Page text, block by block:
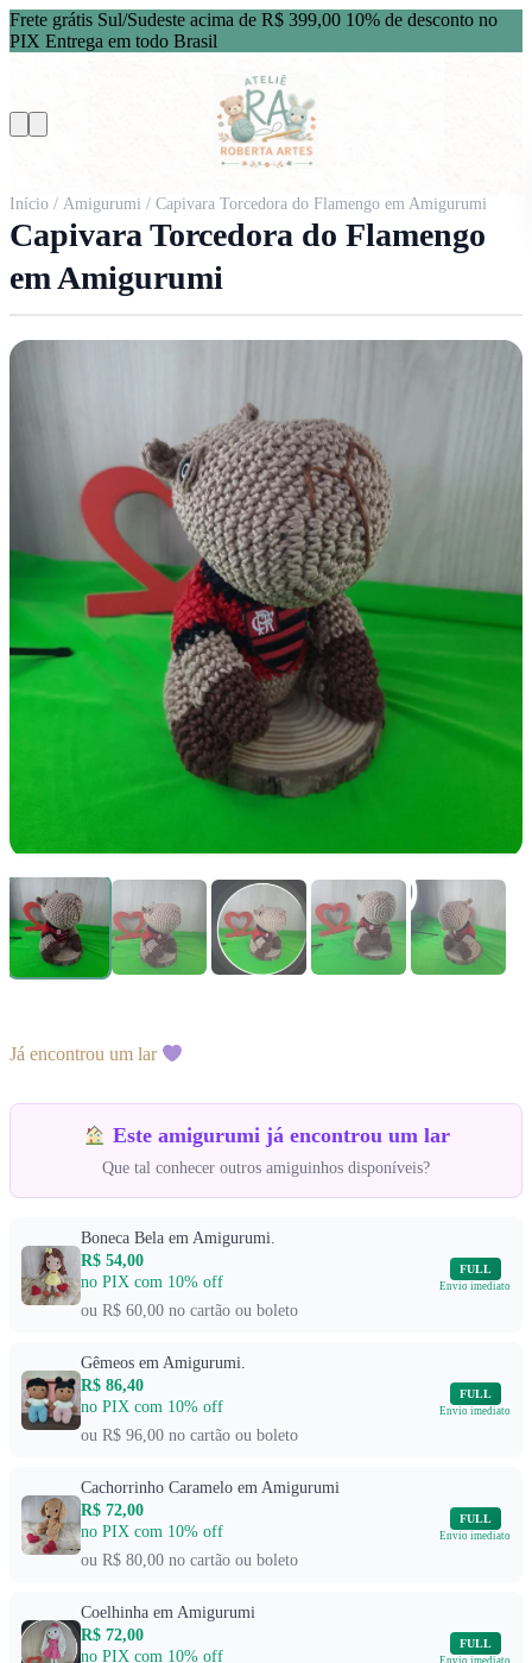
Frete grátis Sul/Sudeste acima de R$ 399,00 10% de desconto no
PIX Entrega em todo Brasil
Início / Amigurumi / Capivara Torcedora do Flamengo em Amigurumi
Capivara Torcedora do Flamengo
em Amigurumi
Já encontrou um lar
Este amigurumi já encontrou um lar
Que tal conhecer outros amiguinhos disponíveis?
Boneca Bela em Amigurumi.
R$ 54,00
no PIX com 10% off
ou R$ 60,00 no cartão ou boleto
FULL
Envio imediato
Gêmeos em Amigurumi.
R$ 86,40
no PIX com 10% off
ou R$ 96,00 no cartão ou boleto
FULL
Envio imediato
Cachorrinho Caramelo em Amigurumi
R$ 72,00
no PIX com 10% off
ou R$ 80,00 no cartão ou boleto
FULL
Envio imediato
Coelhinha em Amigurumi
R$ 72,00
no PIX com 10% off
FULL